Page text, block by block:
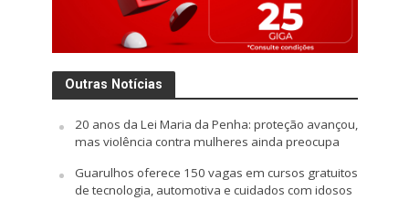
Outras Notícias
20 anos da Lei Maria da Penha: proteção avançou,
mas violência contra mulheres ainda preocupa
Guarulhos oferece 150 vagas em cursos gratuitos
de tecnologia, automotiva e cuidados com idosos